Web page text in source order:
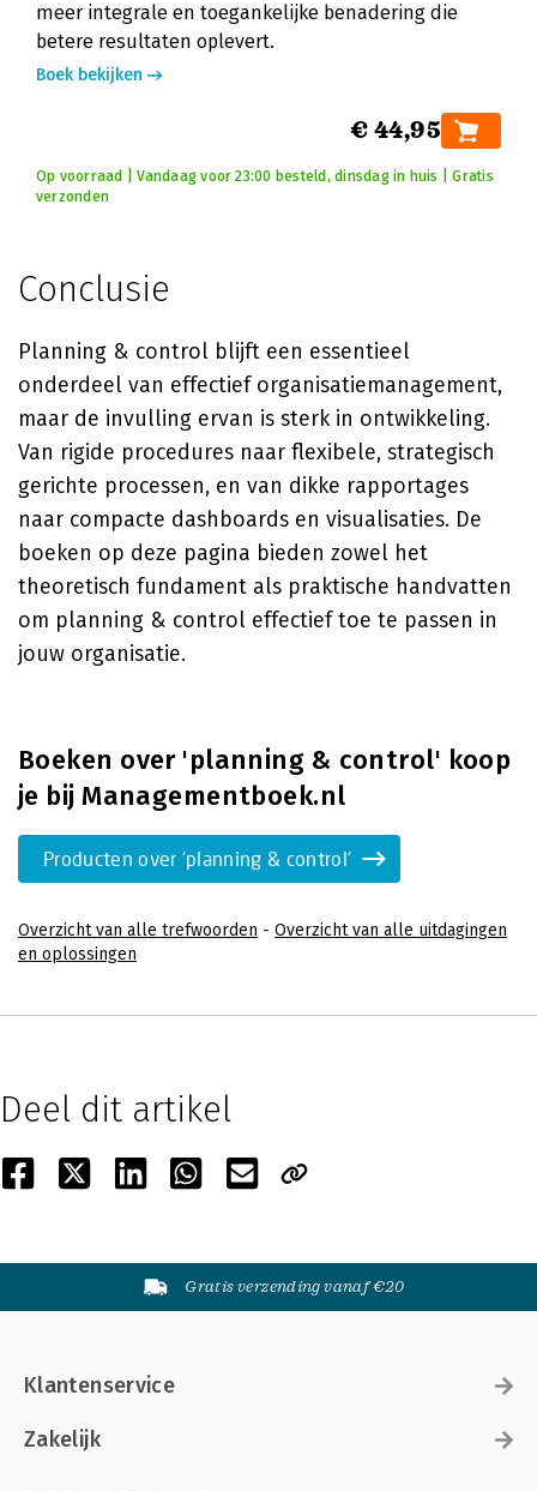
meer integrale en toegankelijke benadering die
betere resultaten oplevert.
Boek bekijken
€ 44,95
Op voorraad | Vandaag voor 23:00 besteld, dinsdag in huis | Gratis
verzonden
Conclusie
Planning & control blijft een essentieel
onderdeel van effectief organisatiemanagement,
maar de invulling ervan is sterk in ontwikkeling.
Van rigide procedures naar flexibele, strategisch
gerichte processen, en van dikke rapportages
naar compacte dashboards en visualisaties. De
boeken op deze pagina bieden zowel het
theoretisch fundament als praktische handvatten
om planning & control effectief toe te passen in
jouw organisatie.
Boeken over 'planning & control' koop
je bij Managementboek.nl
Producten over 'planning & control'
Overzicht van alle trefwoorden - Overzicht van alle uitdagingen
en oplossingen
Deel dit artikel
Gratis verzending vanaf €20
Klantenservice
Zakelijk